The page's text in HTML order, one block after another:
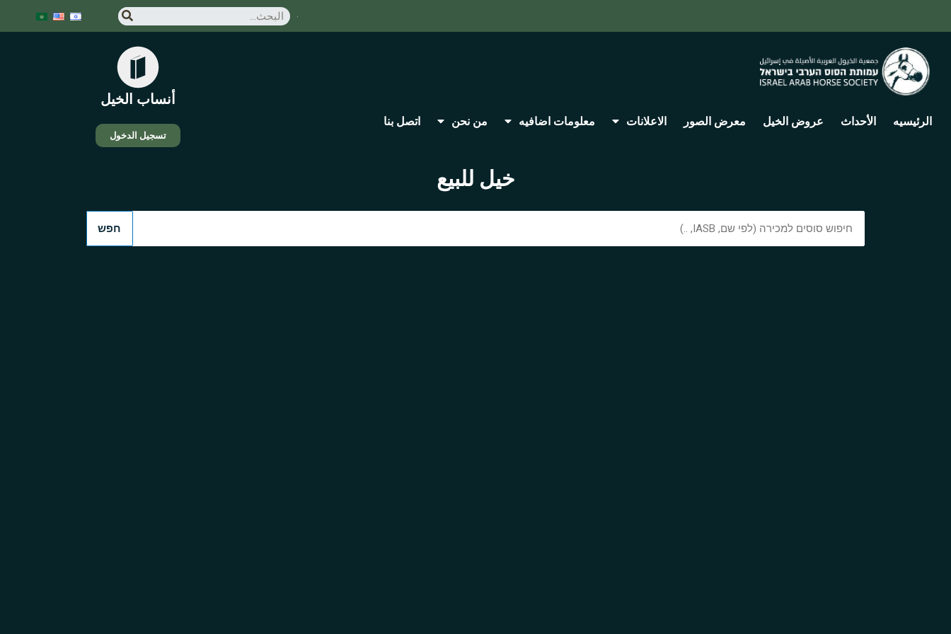
الرئيسيه الأحداث عروض الخيل معرض الصور الاعلانات معلومات اضافيه من نحن اتصل بنا
أنساب الخيل
تسجيل الدخول
خيل للبيع
חפש